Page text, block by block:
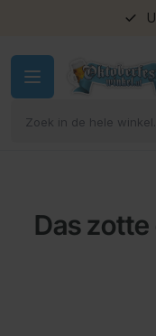
Das